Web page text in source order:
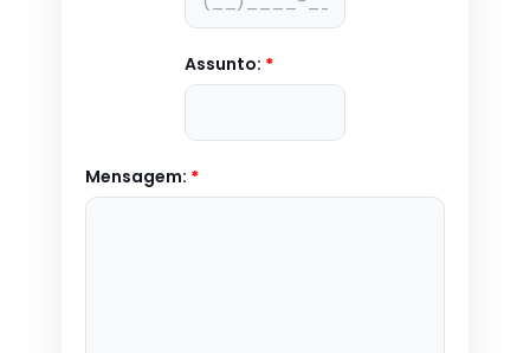
Assunto: *
Mensagem: *